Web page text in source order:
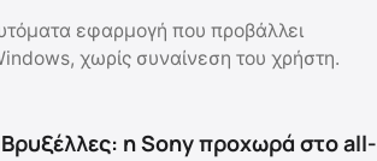
εφαρμογή που προβάλλει
χωρίς συναίνεση του χρήστη.
Βρυξέλλες: η Sony προχωρά στο all-